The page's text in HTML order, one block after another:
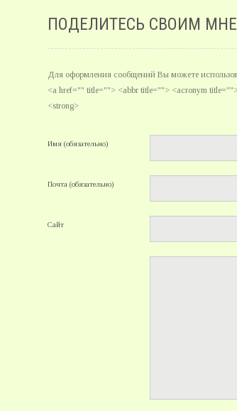
ПОДЕЛИТЕСЬ СВОИМ
Для оформления сообщений Вы можете
<a href="" title=""> <abbr title=""> <acronym
<strong>
Имя (обязательно)
Почта (обязательно)
Сайт